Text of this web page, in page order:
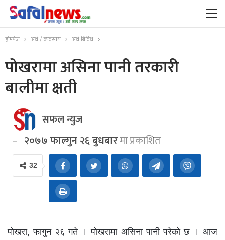
होमपेज अर्थ / व्यवसाय अर्थ बिविध
पोखरामा असिना पानी तरकारी
बालीमा क्षती
सफल न्युज
२०७७ फाल्गुन २६ बुधबारमा प्रकाशित
32
पोखरा, फागुन २६ गते । पोखरामा असिना पानी परेको छ । आज